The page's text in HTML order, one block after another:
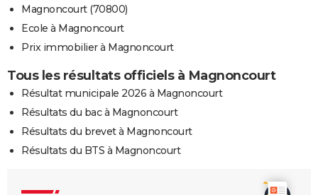
Magnoncourt (70800)
Ecole à Magnoncourt
Prix immobilier à Magnoncourt
Tous les résultats officiels à Magnoncourt
Résultat municipale 2026 à Magnoncourt
Résultats du bac à Magnoncourt
Résultats du brevet à Magnoncourt
Résultats du BTS à Magnoncourt